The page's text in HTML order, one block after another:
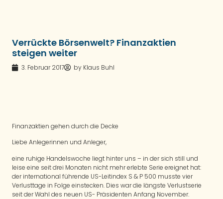
Verrückte Börsenwelt? Finanzaktien
steigen weiter
3. Februar 2017 by Klaus Buhl
Finanzaktien gehen durch die Decke
Liebe Anlegerinnen und Anleger,
eine ruhige Handelswoche liegt hinter uns – in der sich still und
leise eine seit drei Monaten nicht mehr erlebte Serie ereignet hat:
der international führende US-Leitindex S & P 500 musste vier
Verlusttage in Folge einstecken. Dies war die längste Verlustserie
seit der Wahl des neuen US- Präsidenten Anfang November.